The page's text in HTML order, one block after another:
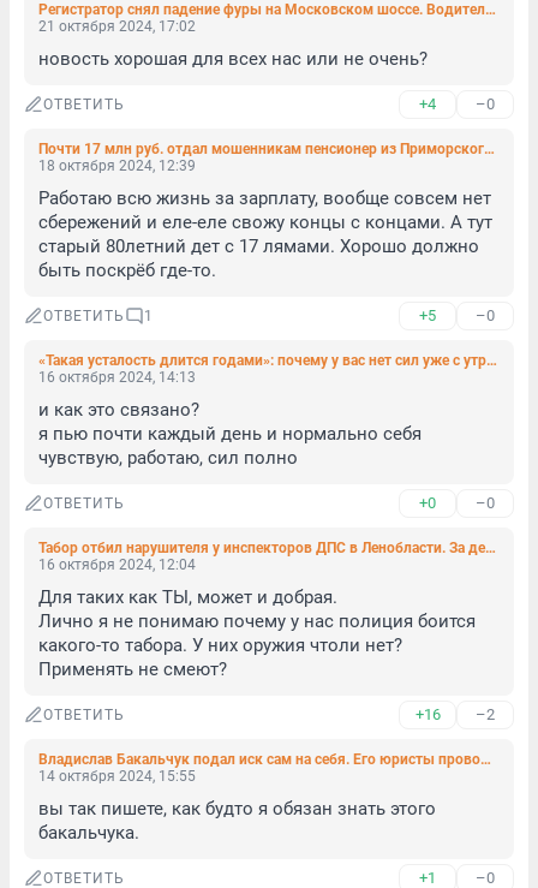
Регистратор снял падение фуры на Московском шоссе. Водитель пытался уйти от столкновения
21 октября 2024, 17:02
новость хорошая для всех нас или не очень?
ОТВЕТИТЬ +4 –0
Почти 17 млн руб. отдал мошенникам пенсионер из Приморского района
18 октября 2024, 12:39
Работаю всю жизнь за зарплату, вообще совсем нет
сбережений и еле-еле свожу концы с концами. А тут
старый 80летний дет с 17 лямами. Хорошо должно
быть поскрёб где-то.
ОТВЕТИТЬ 1 +5 –0
«Такая усталость длится годами»: почему у вас нет сил уже с утра и как вернуть энергию — мы спросили у врачей
16 октября 2024, 14:13
и как это связано?
я пью почти каждый день и нормально себя
чувствую, работаю, сил полно
ОТВЕТИТЬ +0 –0
Табор отбил нарушителя у инспекторов ДПС в Ленобласти. За дело взялся СК
16 октября 2024, 12:04
Для таких как ТЫ, может и добрая.
Лично я не понимаю почему у нас полиция боится
какого-то табора. У них оружия чтоли нет?
Применять не смеют?
ОТВЕТИТЬ +16 –2
Владислав Бакальчук подал иск сам на себя. Его юристы проводят проверку
14 октября 2024, 15:55
вы так пишете, как будто я обязан знать этого
бакальчука.
ОТВЕТИТЬ +1 –0